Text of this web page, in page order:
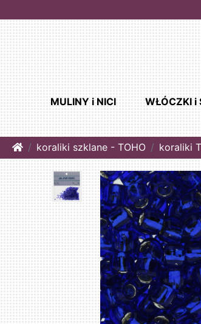
MULINY i NICI WŁÓCZKI i
Homekoraliki szklane - TOHO koraliki